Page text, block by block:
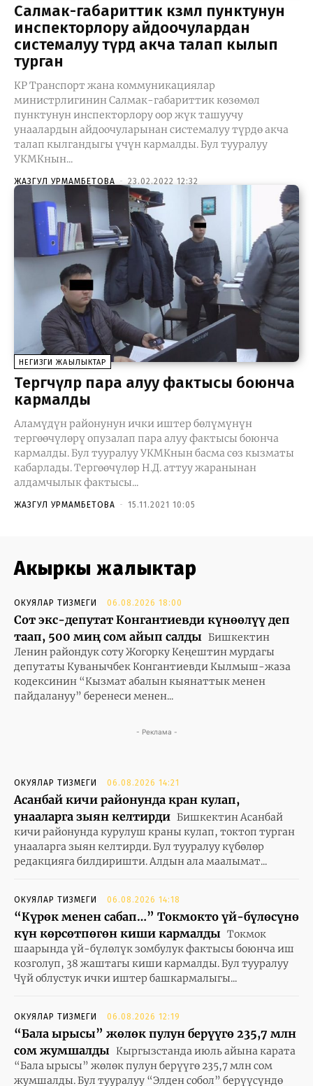
Салмак-габариттик көзөмөл пунктунун
инспекторлору айдоочулардан
системалуу түрдө акча талап кылып
турган
КР Транспорт жана коммуникациялар
министрлигинин Салмак-габариттик көзөмөл
пунктунун инспекторлору оор жүк ташуучу
унаалардын айдоочуларынан системалуу түрдө акча
талап кылгандыгы үчүн кармалды. Бул тууралуу
УКМКнын...
ЖАЗГУЛ УРМАМБЕТОВА - 23.02.2022 12:32
НЕГИЗГИ ЖАҢЫЛЫКТАР
Тергөөчүлөр пара алуу фактысы боюнча
кармалды
Аламүдүн районунун ички иштер бөлүмүнүн
тергөөчүлөрү опузалап пара алуу фактысы боюнча
кармалды. Бул тууралуу УКМКнын басма сөз кызматы
кабарлады. Тергөөчүлөр Н.Д. аттуу жаранынан
алдамчылык фактысы...
ЖАЗГУЛ УРМАМБЕТОВА - 15.11.2021 10:05
Акыркы жаңлыктар
ОКУЯЛАР ТИЗМЕГИ 06.08.2026 18:00
Сот экс-депутат Конгантиевди күнөөлүү деп
таап, 500 миң сом айып салды Бишкектин
Ленин райондук соту Жогорку Кеңештин мурдагы
депутаты Куванычбек Конгантиевди Кылмыш-жаза
кодексинин “Кызмат абалын кыянаттык менен
пайдалануу” беренеси менен...
- Реклама -
ОКУЯЛАР ТИЗМЕГИ 06.08.2026 14:21
Асанбай кичи районунда кран кулап,
унааларга зыян келтирди Бишкектин Асанбай
кичи районунда курулуш краны кулап, токтоп турган
унааларга зыян келтирди. Бул тууралуу күбөлөр
редакцияга билдиришти. Алдын ала маалымат...
ОКУЯЛАР ТИЗМЕГИ 06.08.2026 14:18
“Күрөк менен сабап…” Токмокто үй-бүлөсүнө
күн көрсөтпөгөн киши кармалды Токмок
шаарында үй-бүлөлүк зомбулук фактысы боюнча иш
козголуп, 38 жаштагы киши кармалды. Бул тууралуу
Чүй облустук ички иштер башкармалыгы...
ОКУЯЛАР ТИЗМЕГИ 06.08.2026 12:19
“Бала ырысы” жөлөк пулун берүүгө 235,7 млн
сом жумшалды Кыргызстанда июль айына карата
“Бала ырысы” жөлөк пулун берүүгө 235,7 млн сом
жумшалды. Бул тууралуу “Элден собол” берүүсүндө